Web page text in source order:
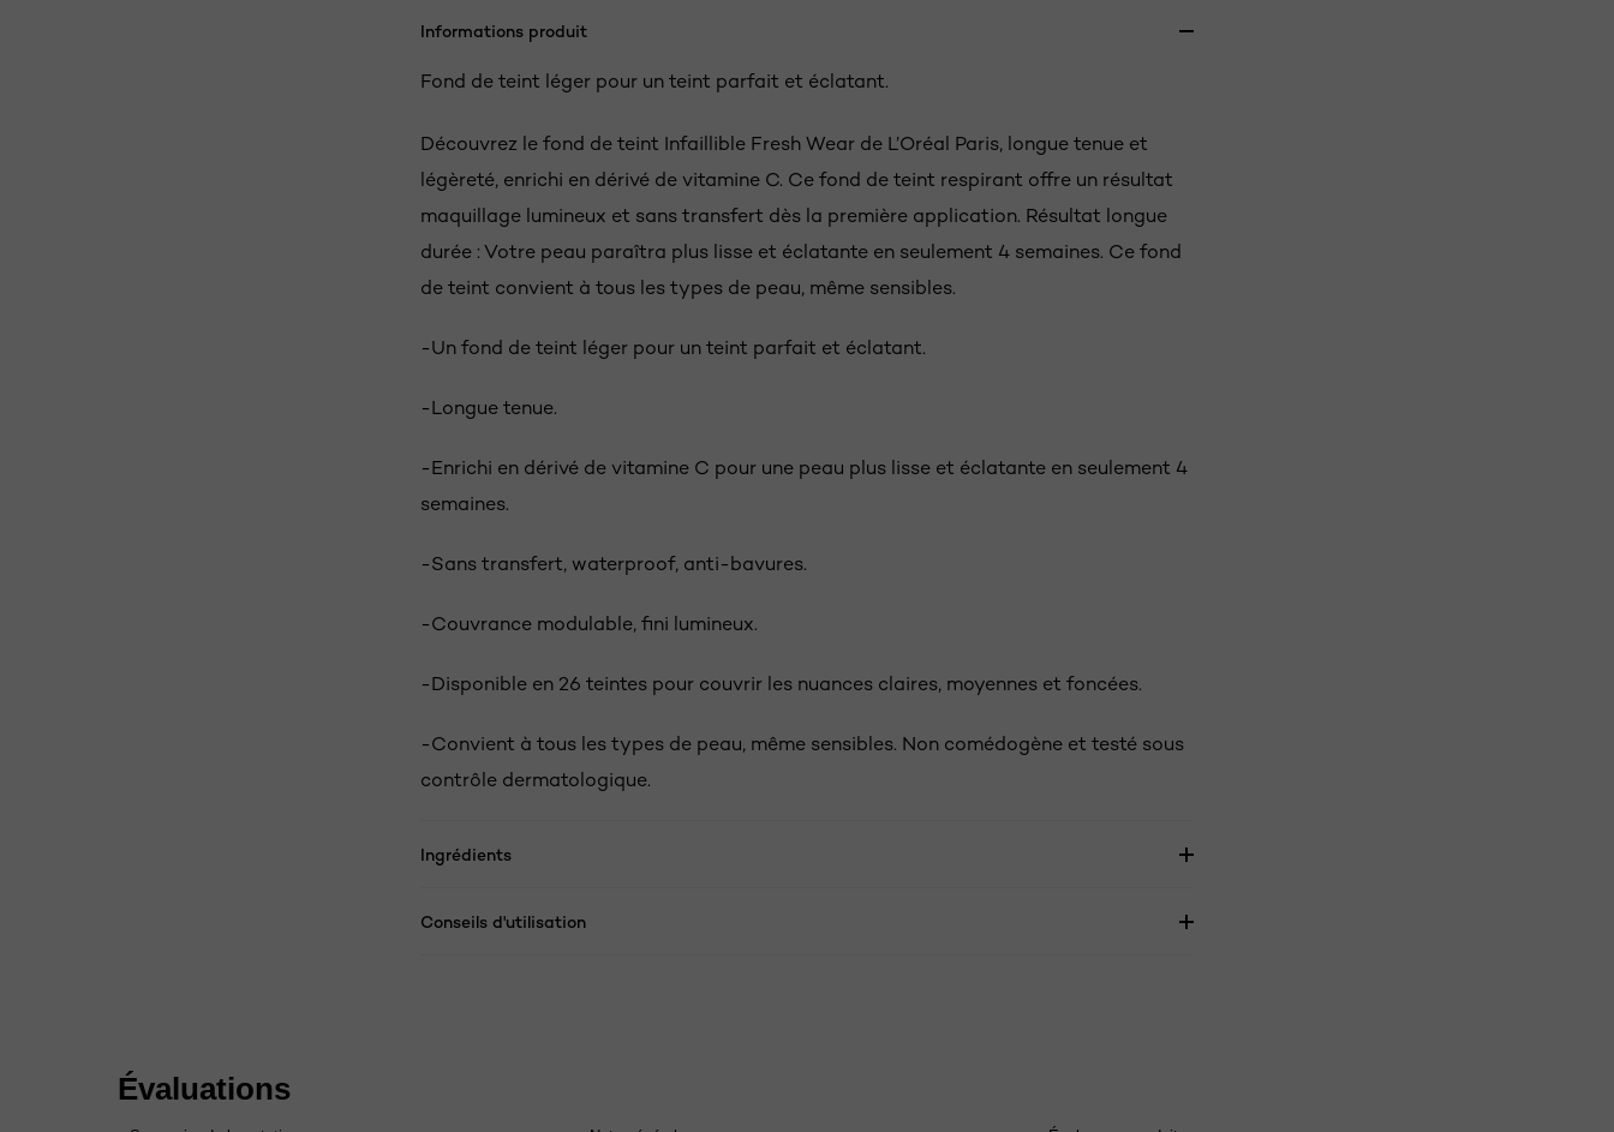
Informations produit
Fond de teint léger pour un teint parfait et éclatant.
Découvrez le fond de teint Infaillible Fresh Wear de L’Oréal Paris, longue tenue et
légèreté, enrichi en dérivé de vitamine C. Ce fond de teint respirant offre un résultat
maquillage lumineux et sans transfert dès la première application. Résultat longue
durée : Votre peau paraîtra plus lisse et éclatante en seulement 4 semaines. Ce fond
de teint convient à tous les types de peau, même sensibles.
-Un fond de teint léger pour un teint parfait et éclatant.
-Longue tenue.
-Enrichi en dérivé de vitamine C pour une peau plus lisse et éclatante en seulement 4
semaines.
-Sans transfert, waterproof, anti-bavures.
-Couvrance modulable, fini lumineux.
-Disponible en 26 teintes pour couvrir les nuances claires, moyennes et foncées.
-Convient à tous les types de peau, même sensibles. Non comédogène et testé sous
contrôle dermatologique.
Ingrédients
Conseils d'utilisation